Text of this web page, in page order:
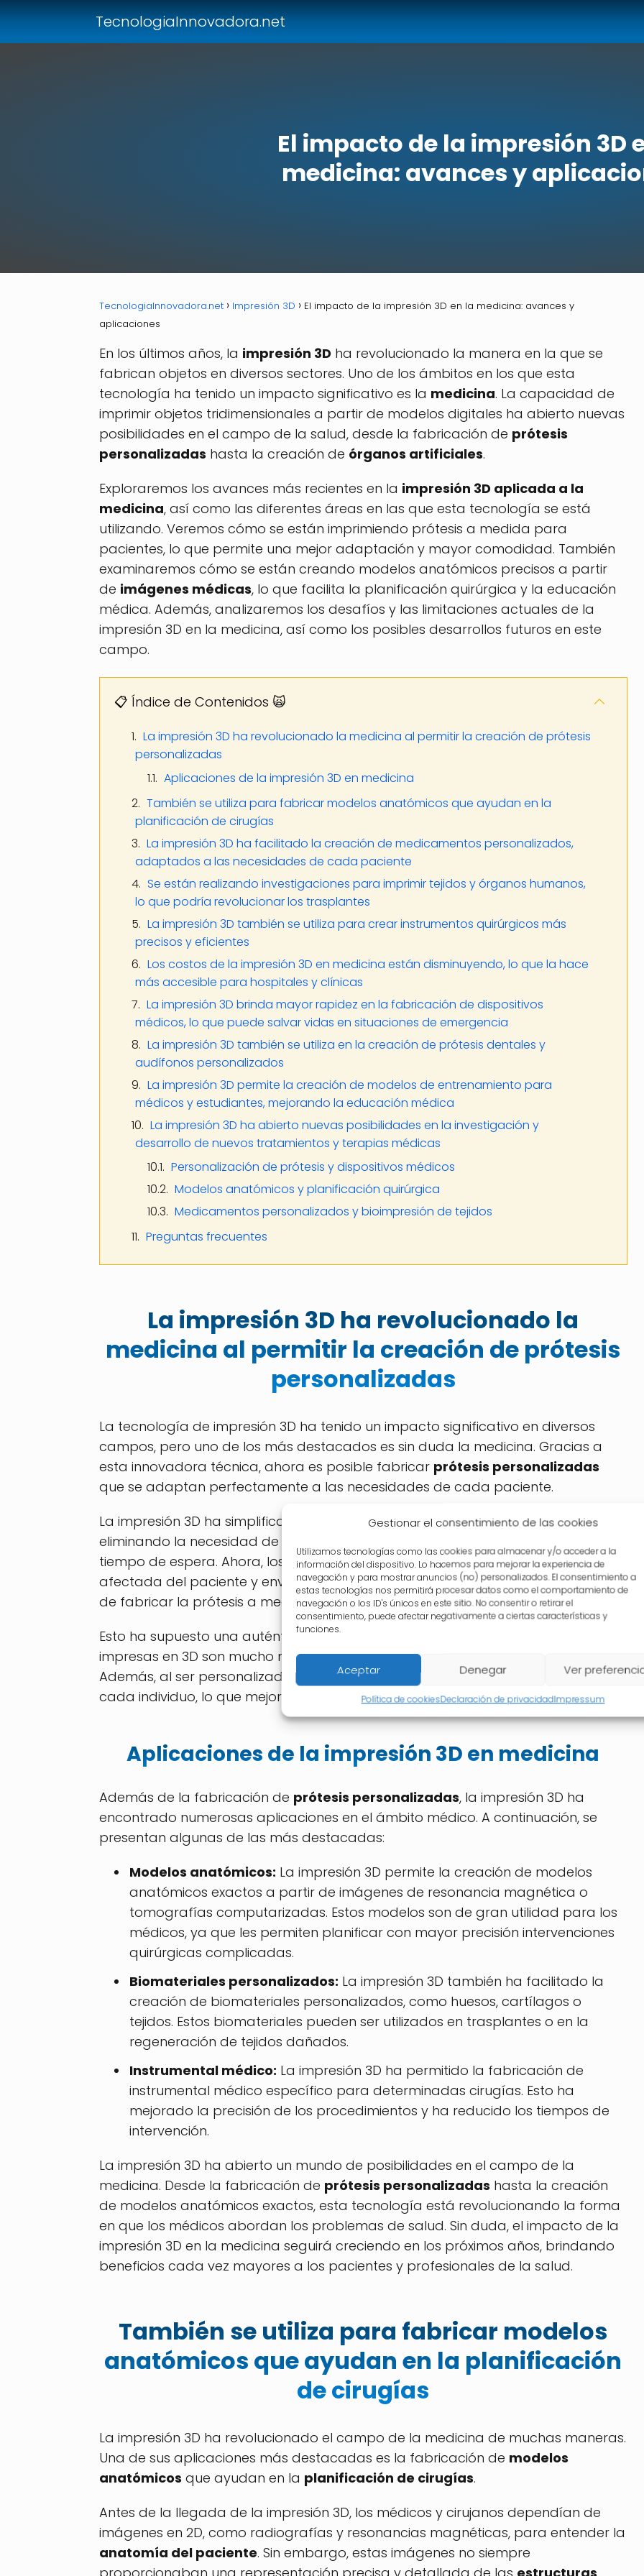
Gestionar el consentimiento de las cookies
Utilizamos tecnologías como las cookies para almacenar y/o acceder a la
información del dispositivo. Lo hacemos para mejorar la experiencia de
navegación y para mostrar anuncios (no) personalizados. El consentimiento a
estas tecnologías nos permitirá procesar datos como el comportamiento de
navegación o los ID's únicos en este sitio. No consentir o retirar el
consentimiento, puede afectar negativamente a ciertas características y
funciones.
Aceptar Denegar Ver
Política de cookiesDeclaración de privacidadImpressum
TecnologiaInnovadora.net
El impacto de la impresión 3D
medicina: avances y
TecnologiaInnovadora.net Impresión 3D
El impacto de la impresión 3D en la medicina: avances y
aplicaciones
En los últimos años, la impresión 3D ha revolucionado la manera en la que se
fabrican objetos en diversos sectores. Uno de los ámbitos en los que esta
tecnología ha tenido un impacto significativo es la medicina. La capacidad de
imprimir objetos tridimensionales a partir de modelos digitales ha abierto nuevas
posibilidades en el campo de la salud, desde la fabricación de prótesis
personalizadas hasta la creación de órganos artificiales.
Exploraremos los avances más recientes en la impresión 3D aplicada a la
medicina, así como las diferentes áreas en las que esta tecnología se está
utilizando. Veremos cómo se están imprimiendo prótesis a medida para
pacientes, lo que permite una mejor adaptación y mayor comodidad. También
examinaremos cómo se están creando modelos anatómicos precisos a partir
de imágenes médicas, lo que facilita la planificación quirúrgica y la educación
médica. Además, analizaremos los desafíos y las limitaciones actuales de la
impresión 3D en la medicina, así como los posibles desarrollos futuros en este
campo.
📋 Índice de Contenidos 🙀
La impresión 3D ha revolucionado la medicina al permitir la creación de prótesis
personalizadas
Aplicaciones de la impresión 3D en medicina
También se utiliza para fabricar modelos anatómicos que ayudan en la
planificación de cirugías
La impresión 3D ha facilitado la creación de medicamentos personalizados,
adaptados a las necesidades de cada paciente
Se están realizando investigaciones para imprimir tejidos y órganos humanos,
lo que podría revolucionar los trasplantes
La impresión 3D también se utiliza para crear instrumentos quirúrgicos más
precisos y eficientes
Los costos de la impresión 3D en medicina están disminuyendo, lo que la hace
más accesible para hospitales y clínicas
La impresión 3D brinda mayor rapidez en la fabricación de dispositivos
médicos, lo que puede salvar vidas en situaciones de emergencia
La impresión 3D también se utiliza en la creación de prótesis dentales y
audífonos personalizados
La impresión 3D permite la creación de modelos de entrenamiento para
médicos y estudiantes, mejorando la educación médica
La impresión 3D ha abierto nuevas posibilidades en la investigación y
desarrollo de nuevos tratamientos y terapias médicas
Personalización de prótesis y dispositivos médicos
Modelos anatómicos y planificación quirúrgica
Medicamentos personalizados y bioimpresión de tejidos
Preguntas frecuentes
La impresión 3D ha revolucionado la
medicina al permitir la creación de prótesis
personalizadas
La tecnología de impresión 3D ha tenido un impacto significativo en diversos
campos, pero uno de los más destacados es sin duda la medicina. Gracias a
esta innovadora técnica, ahora es posible fabricar prótesis personalizadas
que se adaptan perfectamente a las necesidades de cada paciente.
La impresión 3D ha simplificado y agilizado el proceso de creación de prótesis,
eliminando la necesidad de realizar moldes y reduciendo considerablemente el
tiempo de espera. Ahora, los médicos pueden escanear la extremidad o área
afectada del paciente y enviar los datos a una impresora 3D que se encargará
de fabricar la prótesis a medida.
Esto ha supuesto una auténtica revolución en la medicina, ya que las prótesis
impresas en 3D son mucho más cómodas y funcionales para los pacientes.
Además, al ser personalizadas, se adaptan a la perfección a la anatomía de
cada individuo, lo que mejora su calidad de vida de manera significativa.
Aplicaciones de la impresión 3D en medicina
Además de la fabricación de prótesis personalizadas, la impresión 3D ha
encontrado numerosas aplicaciones en el ámbito médico. A continuación, se
presentan algunas de las más destacadas:
Modelos anatómicos: La impresión 3D permite la creación de modelos
anatómicos exactos a partir de imágenes de resonancia magnética o
tomografías computarizadas. Estos modelos son de gran utilidad para los
médicos, ya que les permiten planificar con mayor precisión intervenciones
quirúrgicas complicadas.
Biomateriales personalizados: La impresión 3D también ha facilitado la
creación de biomateriales personalizados, como huesos, cartílagos o
tejidos. Estos biomateriales pueden ser utilizados en trasplantes o en la
regeneración de tejidos dañados.
Instrumental médico: La impresión 3D ha permitido la fabricación de
instrumental médico específico para determinadas cirugías. Esto ha
mejorado la precisión de los procedimientos y ha reducido los tiempos de
intervención.
La impresión 3D ha abierto un mundo de posibilidades en el campo de la
medicina. Desde la fabricación de prótesis personalizadas hasta la creación
de modelos anatómicos exactos, esta tecnología está revolucionando la forma
en que los médicos abordan los problemas de salud. Sin duda, el impacto de la
impresión 3D en la medicina seguirá creciendo en los próximos años, brindando
beneficios cada vez mayores a los pacientes y profesionales de la salud.
También se utiliza para fabricar modelos
anatómicos que ayudan en la planificación
de cirugías
La impresión 3D ha revolucionado el campo de la medicina de muchas maneras.
Una de sus aplicaciones más destacadas es la fabricación de modelos
anatómicos que ayudan en la planificación de cirugías.
Antes de la llegada de la impresión 3D, los médicos y cirujanos dependían de
imágenes en 2D, como radiografías y resonancias magnéticas, para entender la
anatomía del paciente. Sin embargo, estas imágenes no siempre